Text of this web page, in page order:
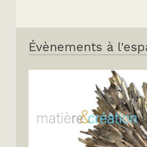
Évènements à